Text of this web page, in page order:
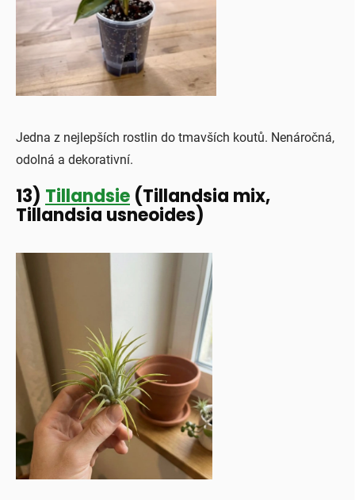
Jedna z nejlepších rostlin do tmavších koutů. Nenáročná,
odolná a dekorativní.
13) Tillandsie (Tillandsia mix,
Tillandsia usneoides)